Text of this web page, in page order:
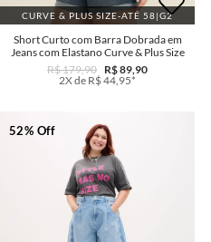
CURVE & PLUS SIZE-ATÉ 58|G2
Short Curto com Barra Dobrada em
Jeans com Elastano Curve & Plus Size
R$ 179,90 R$ 89,90
2X de R$ 44,95*
52% Off